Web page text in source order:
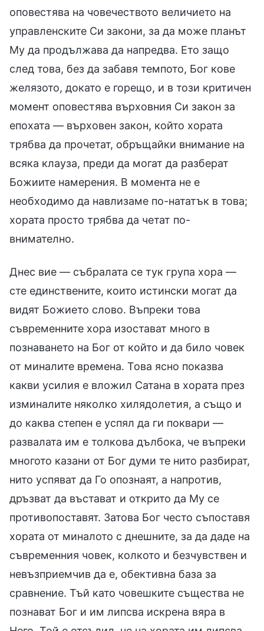
оповестява на човечеството величието на
управленските Си закони, за да може планът
Му да продължава да напредва. Ето защо
след това, без да забавя темпото, Бог кове
желязото, докато е горещо, и в този критичен
момент оповестява върховния Си закон за
епохата — върховен закон, който хората
трябва да прочетат, обръщайки внимание на
всяка клауза, преди да могат да разберат
Божиите намерения. В момента не е
необходимо да навлизаме по-нататък в това;
хората просто трябва да четат по-
внимателно.
Днес вие — събралата се тук група хора —
сте единствените, които истински могат да
видят Божието слово. Въпреки това
съвременните хора изостават много в
познаването на Бог от който и да било човек
от миналите времена. Това ясно показва
какви усилия е вложил Сатана в хората през
изминалите няколко хилядолетия, а също и
до каква степен е успял да ги поквари —
развалата им е толкова дълбока, че въпреки
многото казани от Бог думи те нито разбират,
нито успяват да Го опознаят, а напротив,
дръзват да въстават и открито да Му се
противопоставят. Затова Бог често съпоставя
хората от миналото с днешните, за да даде на
съвременния човек, колкото и безчувствен и
невъзприемчив да е, обективна база за
сравнение. Тъй като човешките същества не
познават Бог и им липсва искрена вяра в